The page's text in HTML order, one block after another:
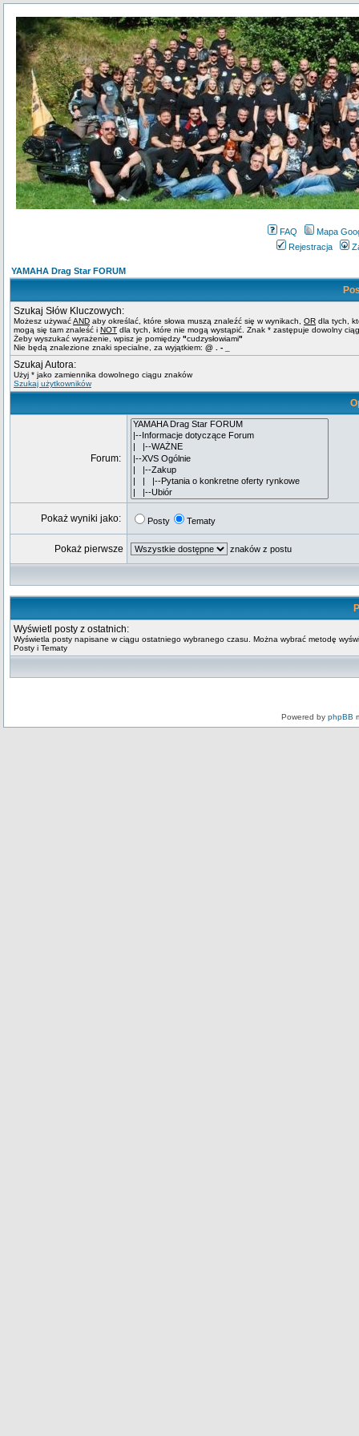
FAQ
Mapa
Rejestracja
YAMAHA Drag Star FORUM
Szukaj Słów Kluczowych:
Możesz używaćAND aby określać, które słowa muszą znaleźć się w wynikach, OR dla tych,
mogą się tam znaleść i NOT dla tych, które nie mogą wystąpić. Znak * zastępuje dowolny
Żeby wyszukać wyrażenie, wpisz je pomiędzy "cudzysłowiami"
Nie będą znalezione znaki specialne, za wyjątkiem: @ . - _
Szukaj Autora:
Użyj * jako zamiennika dowolnego ciągu znaków
Szukaj użytkowników
Forum:
Pokaż wyniki jako: Posty Tematy
Pokaż pierwsze znaków z postu
Wyświetl posty z ostatnich:
Wyświetla posty napisane w ciągu ostatniego wybranego czasu. Można wybrać metodę
Posty i Tematy
Powered by phpBB